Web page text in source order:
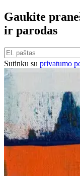
Gaukite
ir parodas
Sutinku su privatumo